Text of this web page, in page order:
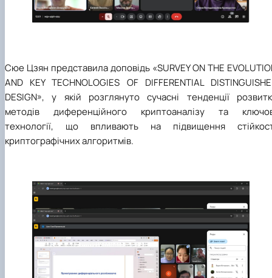
Сюе Цзян представила доповідь «SURVEY ON THE
AND KEY TECHNOLOGIES OF DIFFERENTIAL
DESIGN», у якій розглянуто сучасні тенденції
методів диференційного криптоаналізу та
технології, що впливають на підвищення
криптографічних алгоритмів.